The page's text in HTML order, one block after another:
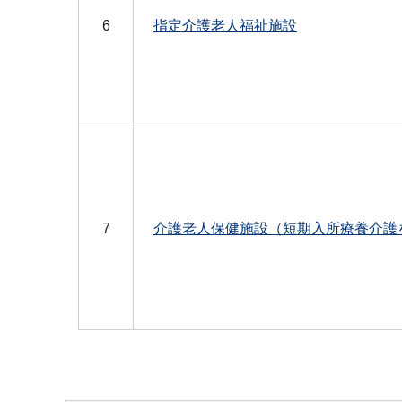
6 指定介護老人福祉施設
7 介護老人保健施設（短期入所療養介護